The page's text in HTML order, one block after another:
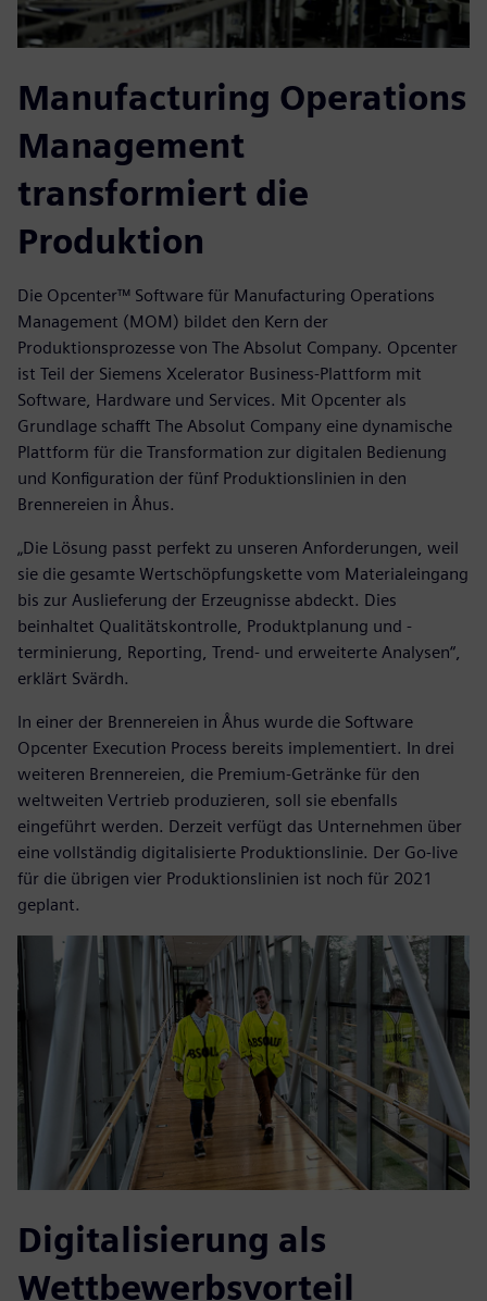
Manufacturing Operations
Management
transformiert die
Produktion
Die Opcenter™ Software für Manufacturing Operations
Management (MOM) bildet den Kern der
Produktionsprozesse von The Absolut Company. Opcenter
ist Teil der Siemens Xcelerator Business-Plattform mit
Software, Hardware und Services. Mit Opcenter als
Grundlage schafft The Absolut Company eine dynamische
Plattform für die Transformation zur digitalen Bedienung
und Konfiguration der fünf Produktionslinien in den
Brennereien in Åhus.
„Die Lösung passt perfekt zu unseren Anforderungen, weil
sie die gesamte Wertschöpfungskette vom Materialeingang
bis zur Auslieferung der Erzeugnisse abdeckt. Dies
beinhaltet Qualitätskontrolle, Produktplanung und -
terminierung, Reporting, Trend- und erweiterte Analysen“,
erklärt Svärdh.
In einer der Brennereien in Åhus wurde die Software
Opcenter Execution Process bereits implementiert. In drei
weiteren Brennereien, die Premium-Getränke für den
weltweiten Vertrieb produzieren, soll sie ebenfalls
eingeführt werden. Derzeit verfügt das Unternehmen über
eine vollständig digitalisierte Produktionslinie. Der Go-live
für die übrigen vier Produktionslinien ist noch für 2021
geplant.
Digitalisierung als
Wettbewerbsvorteil